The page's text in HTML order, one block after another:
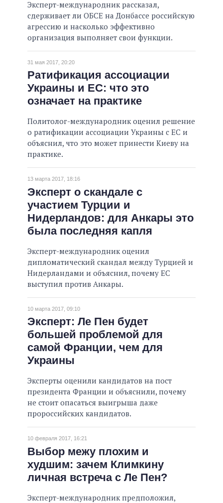
Эксперт-международник рассказал,
сдерживает ли ОБСЕ на Донбассе российскую
агрессию и насколько эффективно
организация выполняет свои функции.
31 мая 2017, 20:20
Ратификация ассоциации
Украины и ЕС: что это
означает на практике
Политолог-международник оценил решение
о ратификации ассоциации Украины с ЕС и
объяснил, что это может принести Киеву на
практике.
13 марта 2017, 18:16
Эксперт о скандале с
участием Турции и
Нидерландов: для Анкары это
была последняя капля
Эксперт-международник оценил
дипломатический скандал между Турцией и
Нидерландами и объяснил, почему ЕС
выступил против Анкары.
10 марта 2017, 09:10
Эксперт: Ле Пен будет
большей проблемой для
самой Франции, чем для
Украины
Эксперты оценили кандидатов на пост
президента Франции и объяснили, почему
не стоит опасаться выигрыша даже
пророссийских кандидатов.
10 февраля 2017, 16:21
Выбор межу плохим и
худшим: зачем Климкину
личная встреча с Ле Пен?
Эксперт-международник предположил,